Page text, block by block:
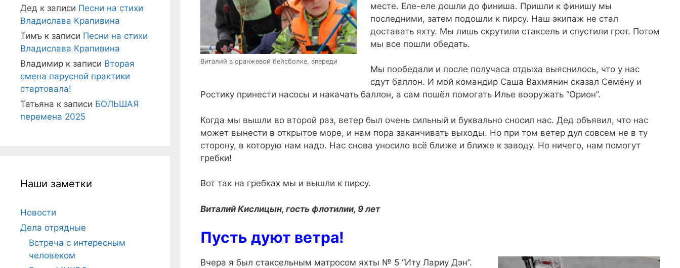
Виталий в оранжевой бейсболке, впереди
месте. Еле-еле дошли до финиша. Пришли к финишу мы
последними, затем подошли к пирсу. Наш экипаж не стал
доставать яхту. Мы лишь скрутили стаксель и спустили грот. Потом
мы все пошли обедать.
Мы пообедали и после получаса отдыха выяснилось, что у нас
сдут баллон. И мой командир Саша Вахмянин сказал Семёну и
Ростику принести насосы и накачать баллон, а сам пошёл помогать Илье вооружать “Орион”.
Когда мы вышли во второй раз, ветер был очень сильный и буквально сносил нас. Дед объявил, что нас
может вынести в открытое море, и нам пора заканчивать выходы. Но при том ветер дул совсем не в ту
сторону, в которую нам надо. Нас снова уносило всё ближе и ближе к заводу. Но ничего, нам помогут
гребки!
Вот так на гребках мы и вышли к пирсу.
Виталий Кислицын, гость флотилии, 9 лет
Пусть дуют ветра!
Вчера я был стаксельным матросом яхты № 5 “Иту Лариу Дэн”.
Дед к записи Песни на стихи
Владислава Крапивина
Тимъ к записи Песни на стихи
Владислава Крапивина
Владимир к записи Вторая
смена парусной практики
стартовала!
Татьяна к записи БОЛЬШАЯ
перемена 2025
Наши заметки
Новости
Дела отрядные
Встреча с интересным
человеком